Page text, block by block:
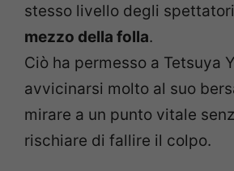
stesso livello degli
mezzo della folla.
Ciò ha permesso a Tetsuya
avvicinarsi molto al suo
mirare a un punto vitale
rischiare di fallire il colpo.